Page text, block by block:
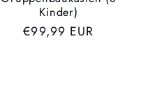
Kinder)
UVP
€99,99 EUR